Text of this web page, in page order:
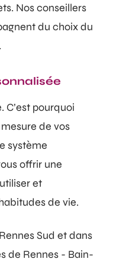
Nos conseillers
du choix du
C’est pourquoi
de vos
système
offrir une
et
de vie.
Sud et dans
de Rennes - Bain-